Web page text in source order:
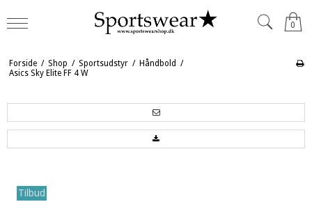
0
Forside / Shop / Sportsudstyr / Håndbold /
Asics Sky Elite FF 4 W
Tilbud